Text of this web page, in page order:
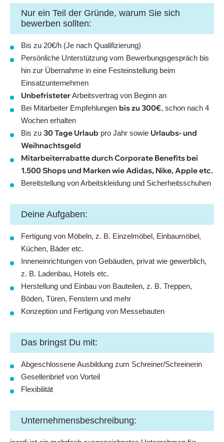
Nur ein Teil der Gründe, warum Sie sich
bewerben sollten:
Bis zu 20€/h (Je nach Qualifizierung)
Persönliche Unterstützung vom Bewerbungsgespräch bis
hin zur Übernahme in eine Festeinstellung beim
Einsatzunternehmen
UnbefristeterArbeitsvertrag von Beginn an
Bei Mitarbeiter Empfehlungen bis zu 300€, schon nach 4
Wochen erhalten
Bis zu 30 Tage Urlaub pro Jahr sowie Urlaubs- und
Weihnachtsgeld
Mitarbeiterrabatte durch Corporate Benefits bei
1.500 Shops und Marken wie Adidas, Nike, Apple etc.
Bereitstellung von Arbeitskleidung und Sicherheitsschuhen
Deine Aufgaben:
Fertigung von Möbeln, z. B. Einzelmöbel, Einbaumöbel,
Küchen, Bäder etc.
Inneneinrichtungen von Gebäuden, privat wie gewerblich,
z. B. Ladenbau, Hotels etc.
Herstellung und Einbau von Bauteilen, z. B. Treppen,
Böden, Türen, Fenstern und mehr
Konzeption und Fertigung von Messebauten
Das bringst Du mit:
Abgeschlossene Ausbildung zum Schreiner/Schreinerin
Gesellenbrief von Vorteil
Flexibilität
Unternehmensbeschreibung: